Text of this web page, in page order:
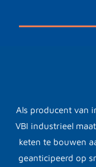
Als producent van
VBI industrieel
keten te bouwen
geanticipeerd op